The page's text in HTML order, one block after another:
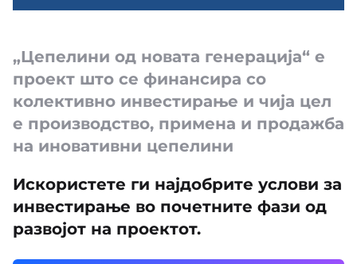
„Цепелини од новата генерација“ е
проект што се финансира со
колективно инвестирање и чија цел
е производство, примена и продажба
на иновативни цепелини
Искористете ги најдобрите услови за
инвестирање во почетните фази од
развојот на проектот.